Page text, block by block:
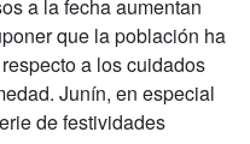
a la fecha aumentan
que la población ha
a los cuidados
Junín, en especial
de festividades